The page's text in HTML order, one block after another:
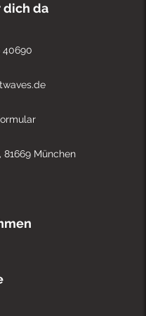
dich da
40690
81669 München